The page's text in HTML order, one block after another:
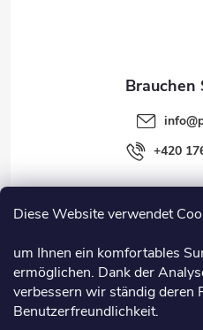
Diese Website verwendet
um Ihnen ein komfortables
ermöglichen. Dank der
verbessern wir ständig deren
Benutzerfreundlichkeit.
Information
info@
+420